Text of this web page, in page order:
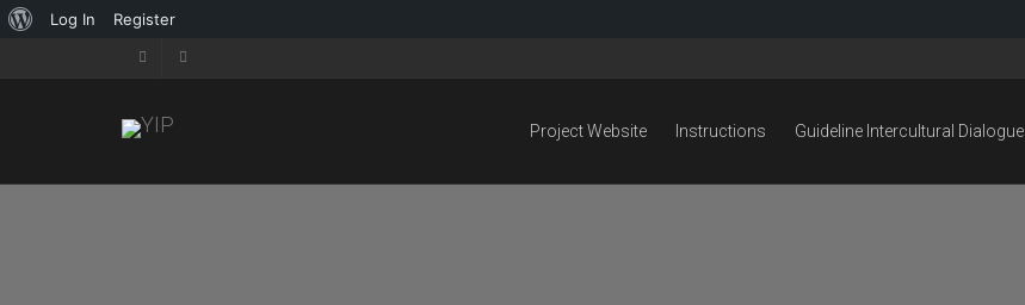
Log In Register
Project Website Instructions Guideline Intercultural Dialogue